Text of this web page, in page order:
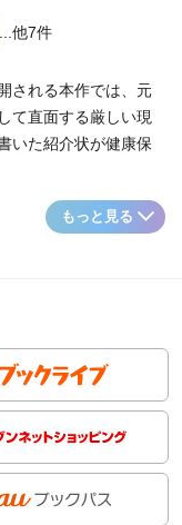
...他7件
される本作では、元
て直面する厳しい現
いた紹介状が健康保
もっと見る